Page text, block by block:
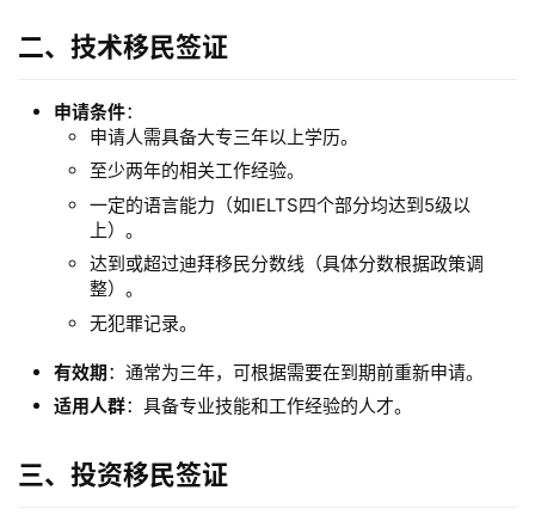
二、技术移民签证
申请条件：
申请人需具备大专三年以上学历。
至少两年的相关工作经验。
一定的语言能力（如IELTS四个部分均达到5级以
上）。
达到或超过迪拜移民分数线（具体分数根据政策调
整）。
无犯罪记录。
有效期：通常为三年，可根据需要在到期前重新申请。
适用人群：具备专业技能和工作经验的人才。
三、投资移民签证